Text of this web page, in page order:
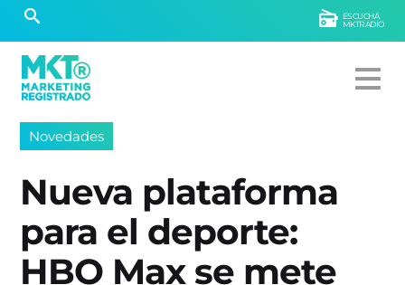
ESCUCHÁ
MKTRADIO
Novedades
Nueva plataforma
para el deporte:
HBO Max se mete